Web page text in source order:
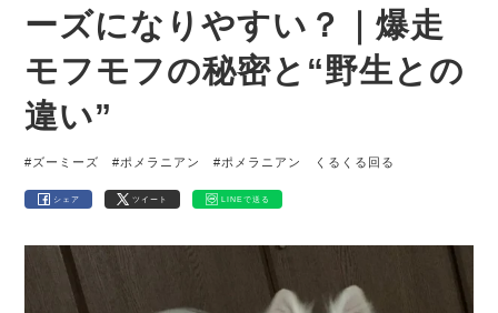
ーズになりやすい？｜爆走
モフモフの秘密と“野生との
違い”
#ズーミーズ #ポメラニアン #ポメラニアン くるくる回る
シェア ツイート LINEで送る